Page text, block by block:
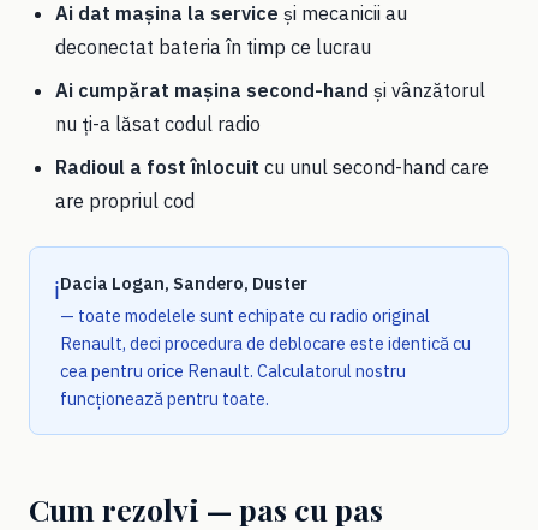
Ai dat mașina la service și mecanicii au
deconectat bateria în timp ce lucrau
Ai cumpărat mașina second-hand și vânzătorul
nu ți-a lăsat codul radio
Radioul a fost înlocuit cu unul second-hand care
are propriul cod
ℹ️Dacia Logan, Sandero, Duster
— toate modelele sunt echipate cu radio original
Renault, deci procedura de deblocare este identică cu
cea pentru orice Renault. Calculatorul nostru
funcționează pentru toate.
Cum rezolvi — pas cu pas